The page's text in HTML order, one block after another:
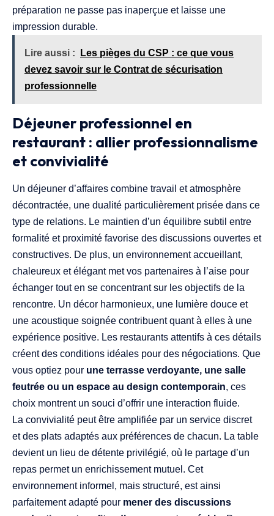
préparation ne passe pas inaperçue et laisse une
impression durable.
Lire aussi :
Les pièges du CSP : ce que vous
devez savoir sur le Contrat de sécurisation
professionnelle
Déjeuner professionnel en
restaurant : allier professionnalisme
et convivialité
Un déjeuner d’affaires combine travail et atmosphère
décontractée, une dualité particulièrement prisée dans ce
type de relations. Le maintien d’un équilibre subtil entre
formalité et proximité favorise des discussions ouvertes et
constructives. De plus, un environnement accueillant,
chaleureux et élégant met vos partenaires à l’aise pour
échanger tout en se concentrant sur les objectifs de la
rencontre. Un décor harmonieux, une lumière douce et
une acoustique soignée contribuent quant à elles à une
expérience positive. Les restaurants attentifs à ces détails
créent des conditions idéales pour des négociations. Que
vous optiez pour une terrasse verdoyante, une salle
feutrée ou un espace au design contemporain, ces
choix montrent un souci d’offrir une interaction fluide.
La convivialité peut être amplifiée par un service discret
et des plats adaptés aux préférences de chacun. La table
devient un lieu de détente privilégié, où le partage d’un
repas permet un enrichissement mutuel. Cet
environnement informel, mais structuré, est ainsi
parfaitement adapté pour mener des discussions